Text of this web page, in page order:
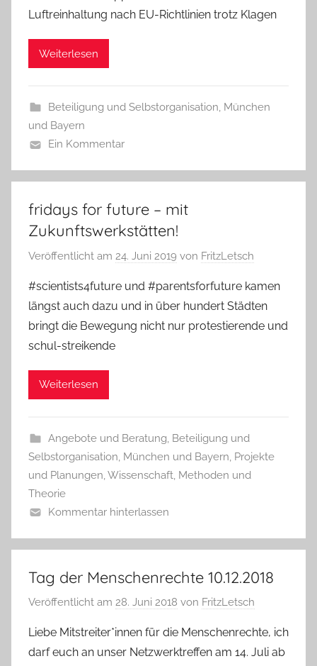
Luftreinhaltung nach EU-Richtlinien trotz Klagen
Weiterlesen
Beteiligung und Selbstorganisation, München
und Bayern
Ein Kommentar
fridays for future – mit
Zukunftswerkstätten!
Veröffentlicht am 24. Juni 2019 von FritzLetsch
#scientists4future und #parentsforfuture kamen
längst auch dazu und in über hundert Städten
bringt die Bewegung nicht nur protestierende und
schul-streikende
Weiterlesen
Angebote und Beratung, Beteiligung und
Selbstorganisation, München und Bayern, Projekte
und Planungen,Wissenschaft, Methoden und
Theorie
Kommentar hinterlassen
Tag der Menschenrechte 10.12.2018
Veröffentlicht am 28. Juni 2018 von FritzLetsch
Liebe Mitstreiter*innen für die Menschenrechte, ich
darf euch an unser Netzwerktreffen am 14. Juli ab